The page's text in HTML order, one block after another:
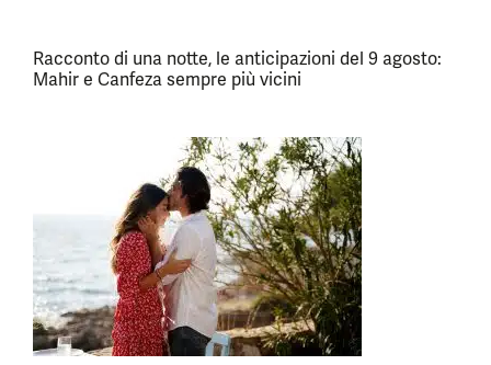
Racconto di una notte, le anticipazioni del 9 agosto:
Mahir e Canfeza sempre più vicini